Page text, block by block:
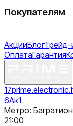
Покупателям
АкцииБлогТрейд-
ОплатаГарантия
17
6Ак1
Метро:
21:00